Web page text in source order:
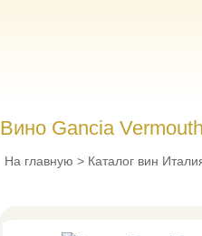
Вино Gancia
На главную > Каталог вин